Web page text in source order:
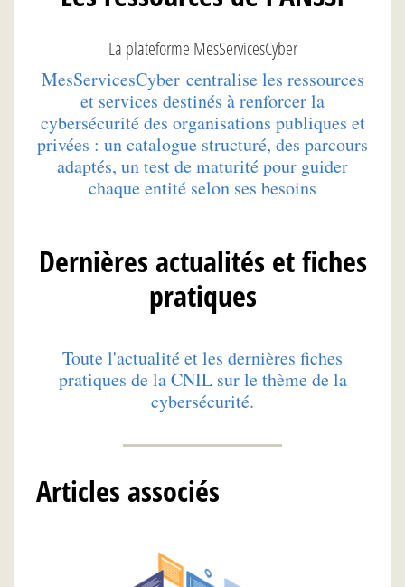
La plateforme MesServicesCyber
MesServicesCyber centralise les ressources
et services destinés à renforcer la
cybersécurité des organisations publiques et
privées : un catalogue structuré, des parcours
adaptés, un test de maturité pour guider
chaque entité selon ses besoins
Dernières actualités et fiches
pratiques
Toute l'actualité et les dernières fiches
pratiques de la CNIL sur le thème de la
cybersécurité.
Articles associés